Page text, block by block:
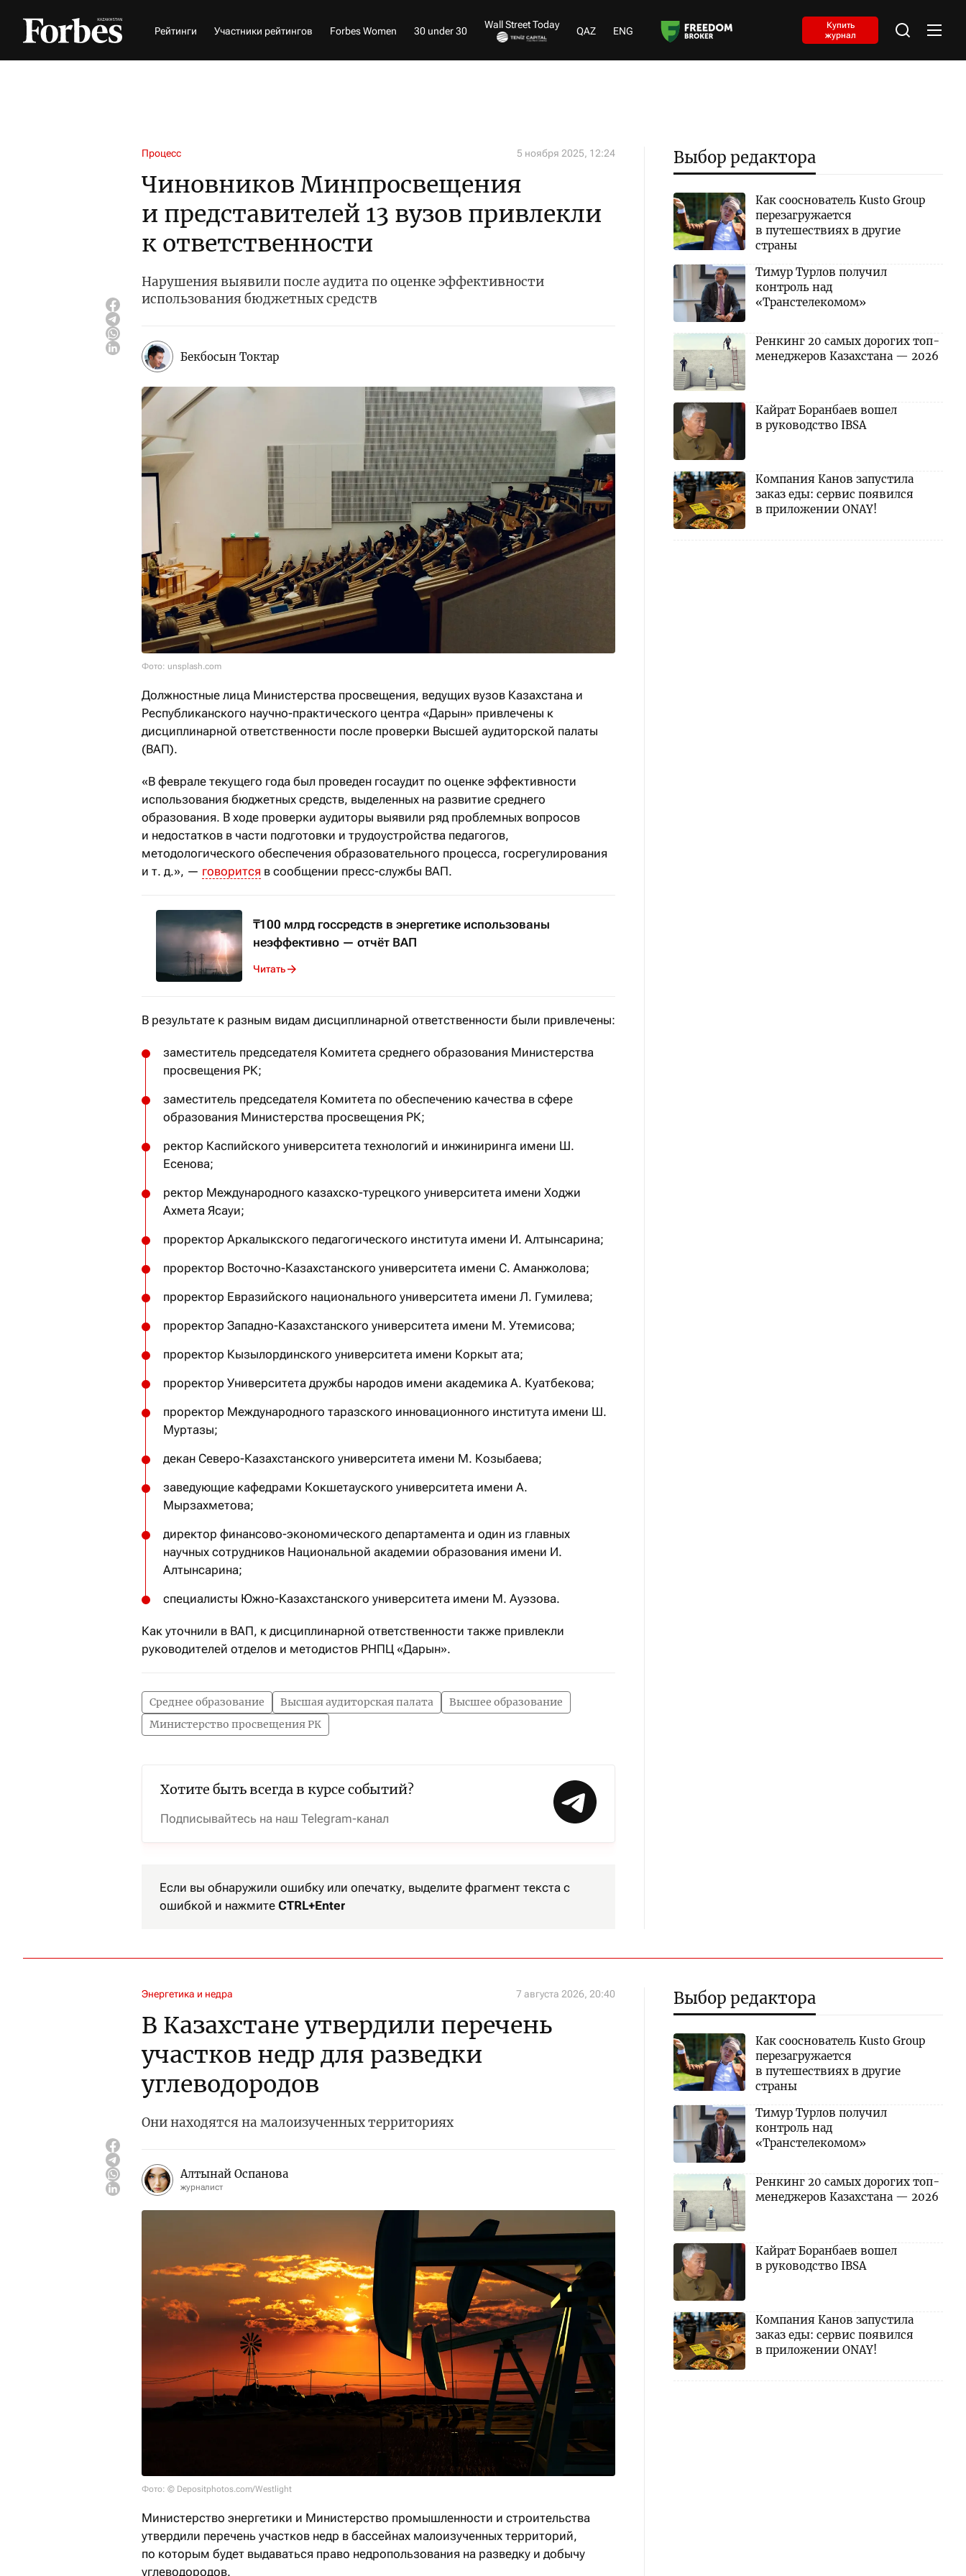
Рейтинги Участники рейтингов Forbes Women 30 under 30
Wall Street Today
QAZ ENG
Купить
журнал
Процесс 5 ноября 2025, 12:24
Чиновников Минпросвещения
и представителей 13 вузов привлекли
к ответственности
Нарушения выявили после аудита по оценке эффективности
использования бюджетных средств
Бекбосын Токтар
Фото: unsplash.com
Должностные лица Министерства просвещения, ведущих вузов Казахстана и
Республиканского научно-практического центра «Дарын» привлечены к
дисциплинарной ответственности после проверки Высшей аудиторской палаты
(ВАП).
«В феврале текущего года был проведен госаудит по оценке эффективности
использования бюджетных средств, выделенных на развитие среднего
образования. В ходе проверки аудиторы выявили ряд проблемных вопросов
и недостатков в части подготовки и трудоустройства педагогов,
методологического обеспечения образовательного процесса, госрегулирования
и т. д.», — говорится в сообщении пресс-службы ВАП.
₸100 млрд госсредств в энергетике использованы
неэффективно — отчёт ВАП
Читать
В результате к разным видам дисциплинарной ответственности были привлечены:
заместитель председателя Комитета среднего образования Министерства
просвещения РК;
заместитель председателя Комитета по обеспечению качества в сфере
образования Министерства просвещения РК;
ректор Каспийского университета технологий и инжиниринга имени Ш.
Есенова;
ректор Международного казахско-турецкого университета имени Ходжи
Ахмета Ясауи;
проректор Аркалыкского педагогического института имени И. Алтынсарина;
проректор Восточно-Казахстанского университета имени С. Аманжолова;
проректор Евразийского национального университета имени Л. Гумилева;
проректор Западно-Казахстанского университета имени М. Утемисова;
проректор Кызылординского университета имени Коркыт ата;
проректор Университета дружбы народов имени академика А. Куатбекова;
проректор Международного таразского инновационного института имени Ш.
Муртазы;
декан Северо-Казахстанского университета имени М. Козыбаева;
заведующие кафедрами Кокшетауского университета имени А.
Мырзахметова;
директор финансово-экономического департамента и один из главных
научных сотрудников Национальной академии образования имени И.
Алтынсарина;
специалисты Южно-Казахстанского университета имени М. Ауэзова.
Как уточнили в ВАП, к дисциплинарной ответственности также привлекли
руководителей отделов и методистов РНПЦ «Дарын».
Среднее образование Высшая аудиторская палата
Высшее образование
Министерство просвещения РК
Хотите быть всегда в курсе событий?
Подписывайтесь на наш Telegram-канал
Если вы обнаружили ошибку или опечатку, выделите фрагмент текста с
ошибкой и нажмите CTRL+Enter
Выбор редактора
Как сооснователь Kusto Group
перезагружается
в путешествиях в другие
страны
Тимур Турлов получил
контроль над
«Транстелекомом»
Ренкинг 20 самых дорогих топ-
менеджеров Казахстана — 2026
Кайрат Боранбаев вошел
в руководство IBSA
Компания Канов запустила
заказ еды: сервис появился
в приложении ONAY!
Энергетика и недра 7 августа 2026, 20:40
В Казахстане утвердили перечень
участков недр для разведки
углеводородов
Они находятся на малоизученных территориях
Алтынай Оспанова
журналист
Фото: © Depositphotos.com/Westlight
Министерство энергетики и Министерство промышленности и строительства
утвердили перечень участков недр в бассейнах малоизученных территорий,
по которым будет выдаваться право недропользования на разведку и добычу
углеводородов.
Выбор редактора
Как сооснователь Kusto Group
перезагружается
в путешествиях в другие
страны
Тимур Турлов получил
контроль над
«Транстелекомом»
Ренкинг 20 самых дорогих топ-
менеджеров Казахстана — 2026
Кайрат Боранбаев вошел
в руководство IBSA
Компания Канов запустила
заказ еды: сервис появился
в приложении ONAY!